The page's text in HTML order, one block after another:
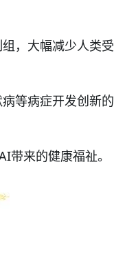
，大幅减少人类受
等病症开发创新的
带来的健康福祉。